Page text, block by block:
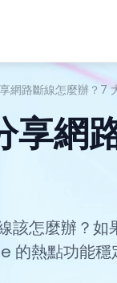
網路斷線怎麼辦？7
網
該怎麼辦？如
的熱點功能